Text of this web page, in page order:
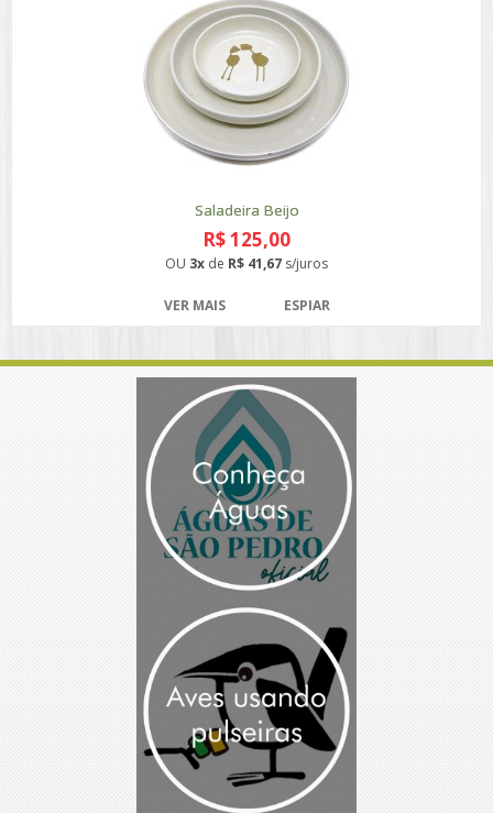
Saladeira Beijo
R$ 125,00
OU 3x de R$ 41,67 s/juros
VER MAIS ESPIAR